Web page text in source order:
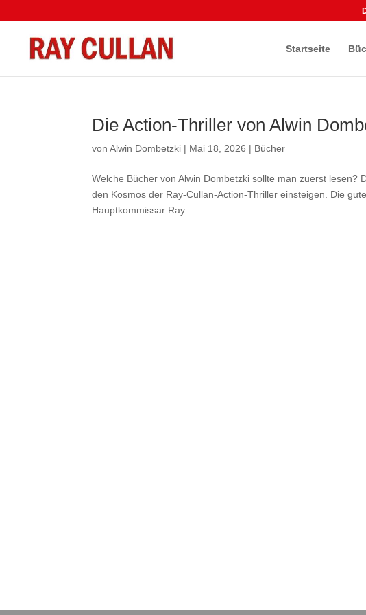
Startseite
Die Action-Thriller von Alwin
vonAlwin Dombetzki | Mai 18, 2026 | Bücher
Welche Bücher von Alwin Dombetzki sollte man zuerst
den Kosmos der Ray-Cullan-Action-Thriller einsteigen. Die
Hauptkommissar Ray...